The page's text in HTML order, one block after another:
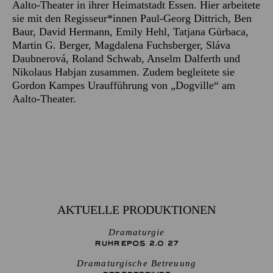
Aalto-Theater in ihrer Heimatstadt Essen. Hier arbeitete
sie mit den Regisseur*innen Paul-Georg Dittrich, Ben
Baur, David Hermann, Emily Hehl, Tatjana Gürbaca,
Martin G. Berger, Magdalena Fuchsberger, Sláva
Daubnerová, Roland Schwab, Anselm Dalferth und
Nikolaus Habjan zusammen. Zudem begleitete sie
Gordon Kampes Uraufführung von „Dogville“ am
Aalto-Theater.
AKTUELLE PRODUKTIONEN
Dramaturgie
RUHREPOS 2.0 27
Dramaturgische Betreuung